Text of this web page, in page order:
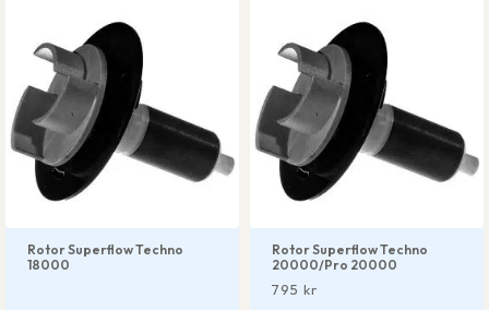
Rotor Superflow Techno
18000
Rotor Superflow Techno
20000/Pro 20000
795 kr